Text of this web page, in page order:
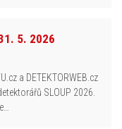
5. 2026
a DETEKTORWEB.cz
SLOUP 2026.